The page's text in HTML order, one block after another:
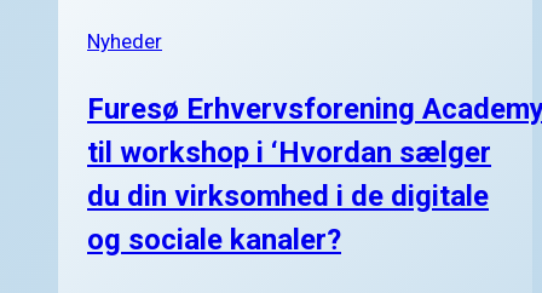
Nyheder
Furesø Erhvervsforening
til workshop i ‘Hvordan sælger
du din virksomhed i de digitale
og sociale kanaler?